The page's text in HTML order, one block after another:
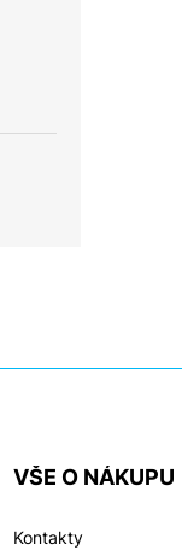
VŠE O NÁKUPU
Kontakty